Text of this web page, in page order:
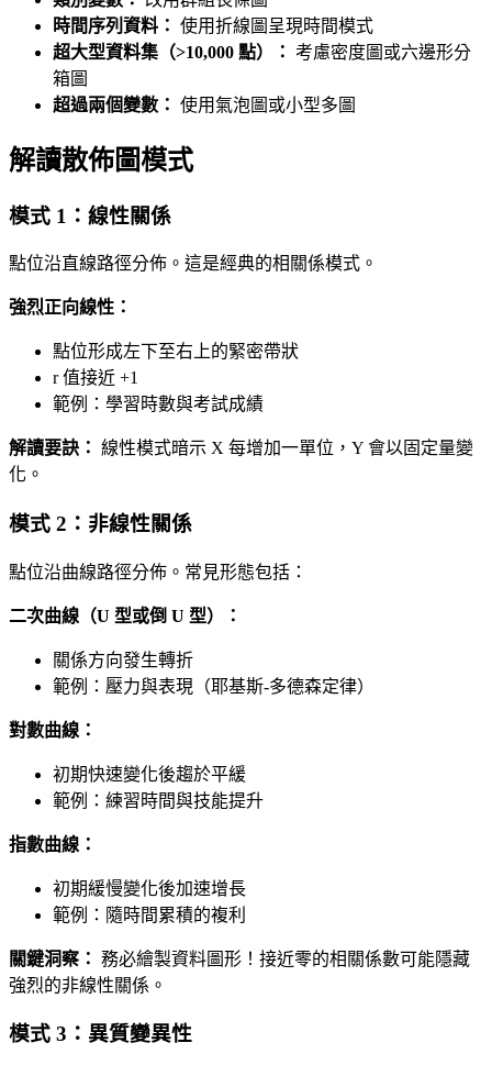
時間序列資料： 使用折線圖呈現時間模式
超大型資料集（>10,000 點）： 考慮密度圖或六邊形分
箱圖
超過兩個變數： 使用氣泡圖或小型多圖
解讀散佈圖模式
模式 1：線性關係
點位沿直線路徑分佈。這是經典的相關係模式。
強烈正向線性：
點位形成左下至右上的緊密帶狀
r 值接近 +1
範例：學習時數與考試成績
解讀要訣： 線性模式暗示 X 每增加一單位，Y 會以固定量變
化。
模式 2：非線性關係
點位沿曲線路徑分佈。常見形態包括：
二次曲線（U 型或倒 U 型）：
關係方向發生轉折
範例：壓力與表現（耶基斯-多德森定律）
對數曲線：
初期快速變化後趨於平緩
範例：練習時間與技能提升
指數曲線：
初期緩慢變化後加速增長
範例：隨時間累積的複利
關鍵洞察： 務必繪製資料圖形！接近零的相關係數可能隱藏
強烈的非線性關係。
模式 3：異質變異性